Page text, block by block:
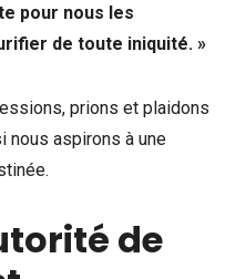
pour nous les
de toute iniquité. »
prions et plaidons
nous aspirons à une
de